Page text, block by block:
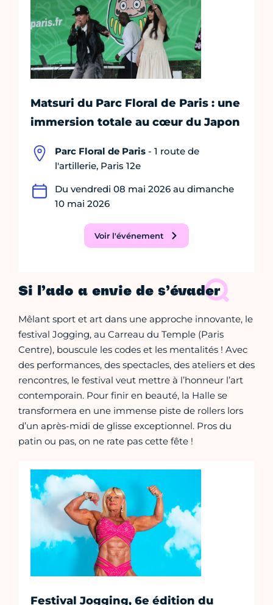
Matsuri du Parc Floral de Paris : une
immersion totale au cœur du Japon
Parc Floral de Paris - 1 route de
l'artillerie, Paris 12e
Du vendredi 08 mai 2026 au dimanche
10 mai 2026
Voir l'événement
Si l’ado a envie de s’évader
Mêlant sport et art dans une approche innovante, le
festival Jogging, au Carreau du Temple (Paris
Centre), bouscule les codes et les mentalités ! Avec
des performances, des spectacles, des ateliers et des
rencontres, le festival veut mettre à l’honneur l’art
contemporain. Pour finir en beauté, la Halle se
transformera en une immense piste de rollers lors
d’un après-midi de glisse exceptionnel. Pros du
patin ou pas, on ne rate pas cette fête !
Festival Jogging, 6e édition du